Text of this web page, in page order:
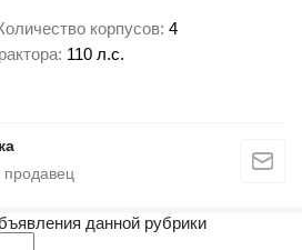
корпусов 4
110 л.с.
данной рубрики